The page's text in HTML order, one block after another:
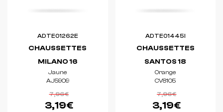
ADTE01262E
CHAUSSETTES
MILANO 16
Jaune
AJ5909
7,96€
3,19€
ADTE01445I
CHAUSSETTES
SANTOS 18
Orange
CV8105
7,96€
3,19€